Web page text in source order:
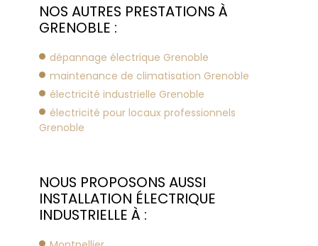
NOS AUTRES PRESTATIONS À
GRENOBLE :
dépannage électrique Grenoble
maintenance de climatisation Grenoble
électricité industrielle Grenoble
électricité pour locaux professionnels
Grenoble
NOUS PROPOSONS AUSSI
INSTALLATION ÉLECTRIQUE
INDUSTRIELLE À :